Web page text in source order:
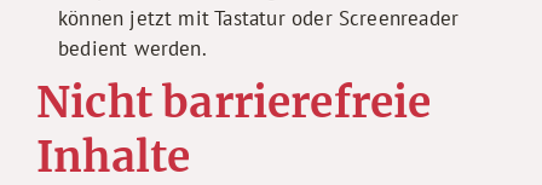
können jetzt mit Tastatur oder Screenreader
bedient werden.
Nicht barrierefreie
Inhalte